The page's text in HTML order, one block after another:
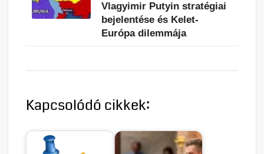
Vlagyimir Putyin stratégiai
bejelentése és Kelet-
Európa dilemmája
Kapcsolódó cikkek: